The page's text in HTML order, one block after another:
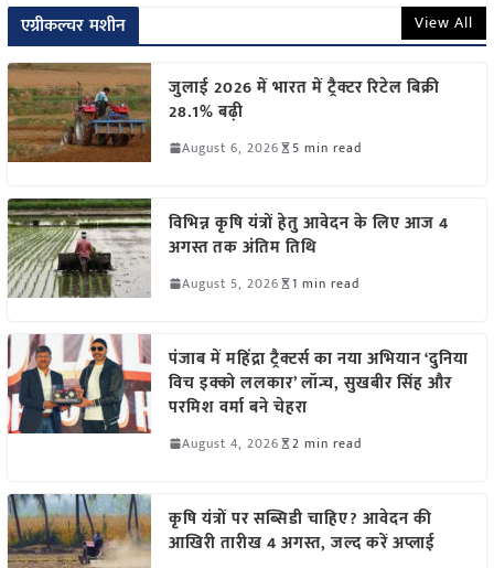
एग्रीकल्चर मशीन View All
जुलाई 2026 में भारत में ट्रैक्टर रिटेल बिक्री
28.1% बढ़ी
August 6, 2026 5 min read
विभिन्न कृषि यंत्रों हेतु आवेदन के लिए आज 4
अगस्त तक अंतिम तिथि
August 5, 2026 1 min read
पंजाब में महिंद्रा ट्रैक्टर्स का नया अभियान ‘दुनिया
विच इक्को ललकार’ लॉन्च, सुखबीर सिंह और
परमिश वर्मा बने चेहरा
August 4, 2026 2 min read
कृषि यंत्रों पर सब्सिडी चाहिए? आवेदन की
आखिरी तारीख 4 अगस्त, जल्द करें अप्लाई